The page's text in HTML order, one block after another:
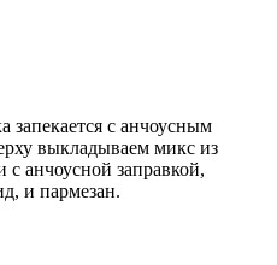
с анчоусным
выкладываем микс из
с анчоусной заправкой,
и пармезан.